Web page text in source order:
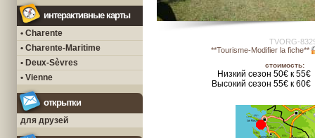
интерактивные карты
• Charente
• Charente-Maritime
• Deux-Sèvres
• Vienne
открытки
для друзей
TVORG-
**Tourisme-Modifier la fiche**
стоимость:
Низкий сезон 50€ к 55€
Высокий сезон 55€ к 60€